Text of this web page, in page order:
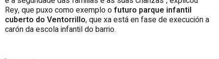
Rey, que puxo como exemplo ofuturo parque infantil
cuberto do Ventorrillo, que xa está en fase de execución a
carón da escola infantil do barrio.